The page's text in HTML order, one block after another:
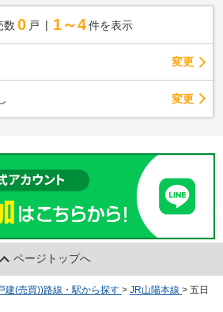
数 0 戸 1～4 件を表示
変更
変更
ページトップへ
建(売買))路線・駅から探す > JR山陽本線 > 五日